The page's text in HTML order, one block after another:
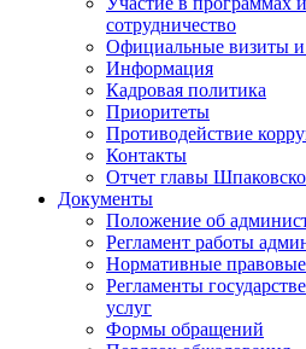
сотрудничество
Официальные визиты и
Информация
Кадровая политика
Приоритеты
Противодействие
Контакты
Отчет главы
Документы
Положение об
Регламент работы
Нормативные
Регламенты
услуг
Формы обращений